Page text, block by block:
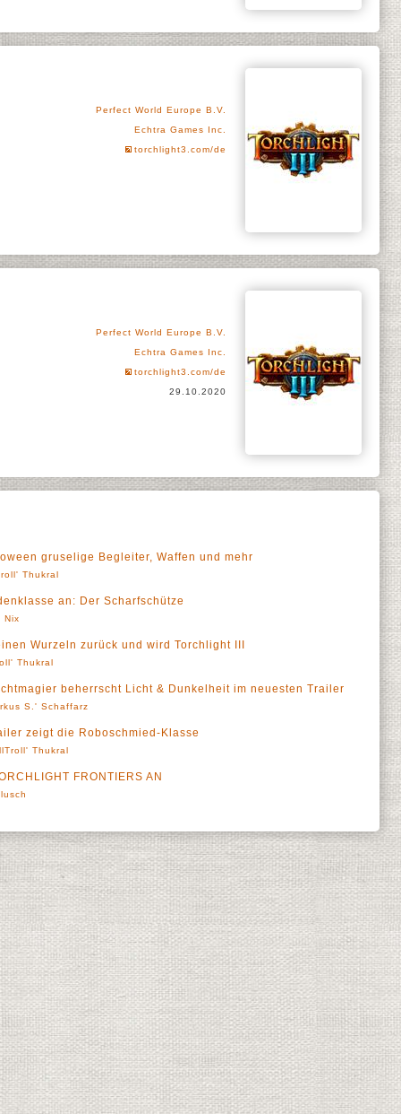
Perfect World Europe B.V.
Echtra Games Inc.
torchlight3.com/de
Perfect World Europe B.V.
Echtra Games Inc.
torchlight3.com/de
29.10.2020
gruselige Begleiter, Waffen und mehr
Thukral
an: Der Scharfschütze
Nix
Wurzeln zurück und wird Torchlight III
Thukral
beherrscht Licht & Dunkelheit im neuesten Trailer
S.' Schaffarz
zeigt die Roboschmied-Klasse
Thukral
FRONTIERS AN